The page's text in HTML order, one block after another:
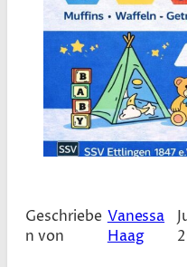
Geschriebe
n von
Vanessa
Haag